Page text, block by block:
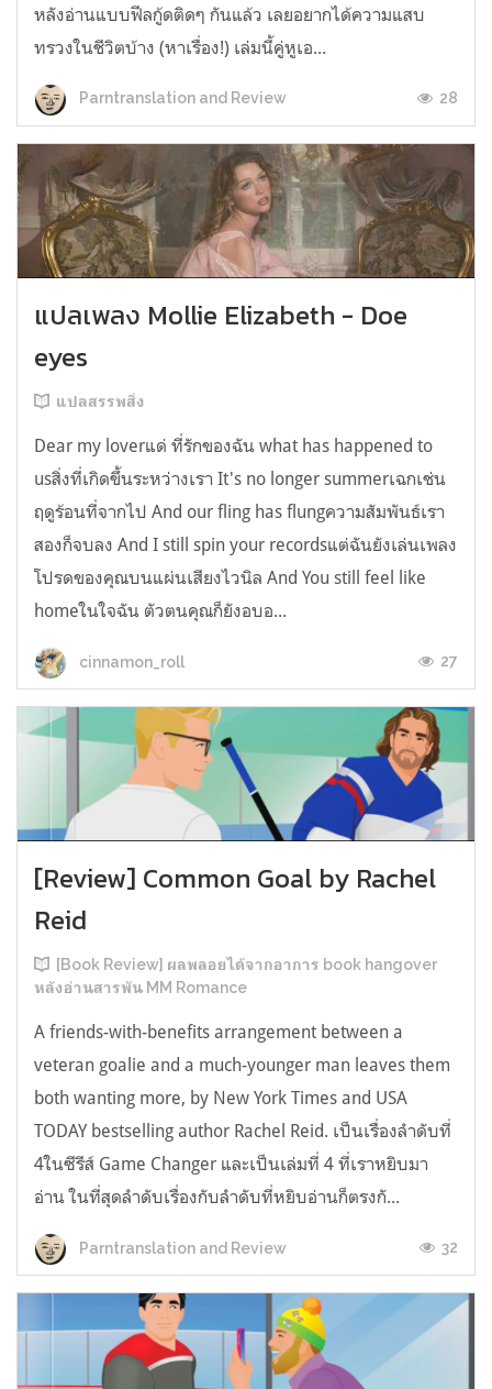
หลังอ่านแบบฟีลกู้ดติดๆ กันแล้ว เลยอยากได้ความแสบ
ทรวงในชีวิตบ้าง (หาเรื่อง!) เล่มนี้คู่หูเอ...
Parntranslation and Review 28
แปลเพลง Mollie Elizabeth - Doe
eyes
แปลสรรพสิ่ง
Dear my loverแด่ ที่รักของฉัน what has happened to
usสิ่งที่เกิดขึ้นระหว่างเรา It's no longer summerเฉกเช่น
ฤดูร้อนที่จากไป And our fling has flungความสัมพันธ์เรา
สองก็จบลง And I still spin your recordsแต่ฉันยังเล่นเพลง
โปรดของคุณบนแผ่นเสียงไวนิล And You still feel like
homeในใจฉัน ตัวตนคุณก็ยังอบอ...
cinnamon_roll 27
[Review] Common Goal by Rachel
Reid
[Book Review] ผลพลอยได้จากอาการ book hangover
หลังอ่านสารพัน MM Romance
A friends-with-benefits arrangement between a
veteran goalie and a much-younger man leaves them
both wanting more, by New York Times and USA
TODAY bestselling author Rachel Reid. เป็นเรื่องลำดับที่
4ในซีรีส์ Game Changer และเป็นเล่มที่ 4 ที่เราหยิบมา
อ่าน ในที่สุดลำดับเรื่องกับลำดับที่หยิบอ่านก็ตรงกั...
Parntranslation and Review 32